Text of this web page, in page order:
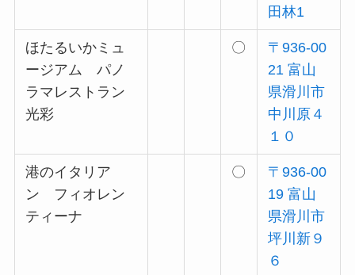
田林1
ほたるいかミュ
ージアム パノ
ラマレストラン
光彩
〇
〒936-00
21 富山
県滑川市
中川原４
１０
港のイタリア
ン フィオレン
ティーナ
〇
〒936-00
19 富山
県滑川市
坪川新９
６